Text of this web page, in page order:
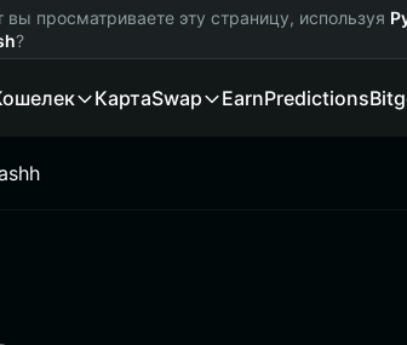
просматриваете эту страницу, используя
?
КартаSwap EarnPredictions